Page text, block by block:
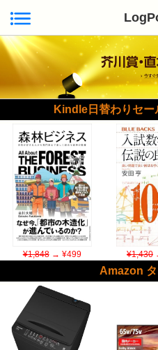
Kindle日替わりセ
¥1,848→ ¥499 ¥1,430
Amazon